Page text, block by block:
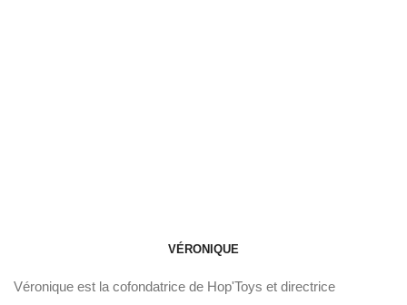
VÉRONIQUE
Véronique est la cofondatrice de Hop'Toys et directrice